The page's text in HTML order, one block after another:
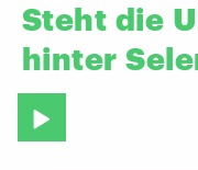
Steht die
hinter